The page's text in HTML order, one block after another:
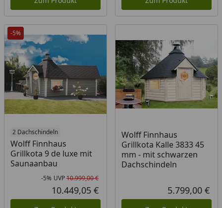
-5%
2 Dachschindeln
Wolff Finnhaus
Grillkota 9 de luxe mit
Saunaanbau
Rabatt in Prozent
-5%
Ursprünglicher Preis
UVP10.999,00 €
Aktueller Preis
10.449,05 €
Wolff Finnhaus
Grillkota Kalle 3833 45
mm - mit schwarzen
Dachschindeln
5.799,00 €